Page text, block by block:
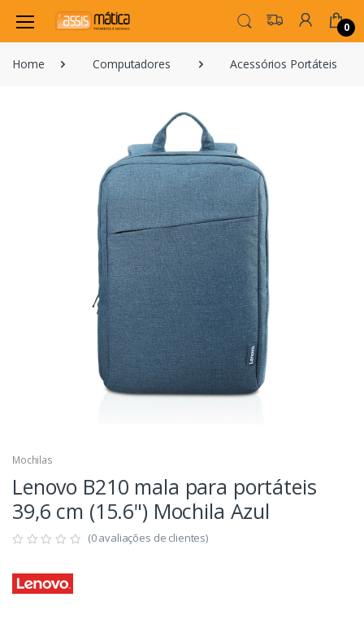
0
Home Computadores Acessórios Portáteis
Mochilas
Lenovo B210 mala para portáteis
39,6 cm (15.6") Mochila Azul
(0 avaliações de clientes)